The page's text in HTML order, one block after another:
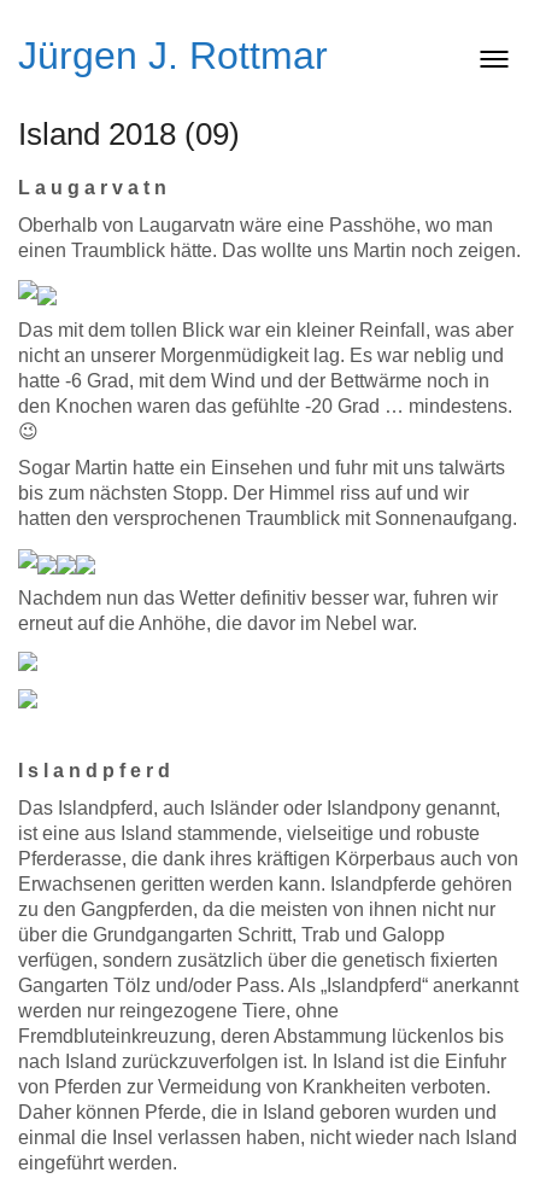
Jürgen J. Rottmar
Island 2018 (09)
L a u g a r v a t n
Oberhalb von Laugarvatn wäre eine Passhöhe, wo man
einen Traumblick hätte. Das wollte uns Martin noch zeigen.
Das mit dem tollen Blick war ein kleiner Reinfall, was aber
nicht an unserer Morgenmüdigkeit lag. Es war neblig und
hatte -6 Grad, mit dem Wind und der Bettwärme noch in
den Knochen waren das gefühlte -20 Grad … mindestens.
😉
Sogar Martin hatte ein Einsehen und fuhr mit uns talwärts
bis zum nächsten Stopp. Der Himmel riss auf und wir
hatten den versprochenen Traumblick mit Sonnenaufgang.
Nachdem nun das Wetter definitiv besser war, fuhren wir
erneut auf die Anhöhe, die davor im Nebel war.
I s l a n d p f e r d
Das Islandpferd, auch Isländer oder Islandpony genannt,
ist eine aus Island stammende, vielseitige und robuste
Pferderasse, die dank ihres kräftigen Körperbaus auch von
Erwachsenen geritten werden kann. Islandpferde gehören
zu den Gangpferden, da die meisten von ihnen nicht nur
über die Grundgangarten Schritt, Trab und Galopp
verfügen, sondern zusätzlich über die genetisch fixierten
Gangarten Tölz und/oder Pass. Als „Islandpferd“ anerkannt
werden nur reingezogene Tiere, ohne
Fremdbluteinkreuzung, deren Abstammung lückenlos bis
nach Island zurückzuverfolgen ist. In Island ist die Einfuhr
von Pferden zur Vermeidung von Krankheiten verboten.
Daher können Pferde, die in Island geboren wurden und
einmal die Insel verlassen haben, nicht wieder nach Island
eingeführt werden.